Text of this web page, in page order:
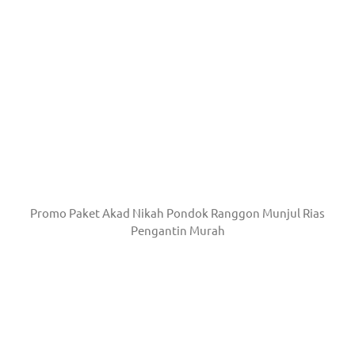
Promo Paket Akad Nikah Pondok Ranggon Munjul Rias
Pengantin Murah